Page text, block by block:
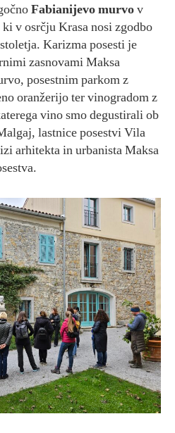
Fabianijevo murvov
v osrčju Krasa nosi zgodbo
Karizma posesti je
zasnovami Maksa
posestnim parkom z
oranžerijo ter vinogradom z
vino smo degustirali ob
lastnice posestvi Vila
arhitekta in urbanista Maksa